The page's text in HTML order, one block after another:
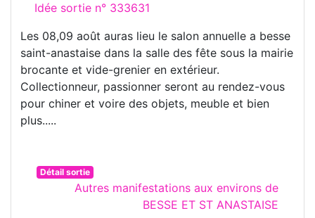
Idée sortie n° 333631
Les 08,09 août auras lieu le salon annuelle a besse
saint-anastaise dans la salle des fête sous la mairie
brocante et vide-grenier en extérieur.
Collectionneur, passionner seront au rendez-vous
pour chiner et voire des objets, meuble et bien
plus.....
Détail sortie
Autres manifestations aux environs de
BESSE ET ST ANASTAISE